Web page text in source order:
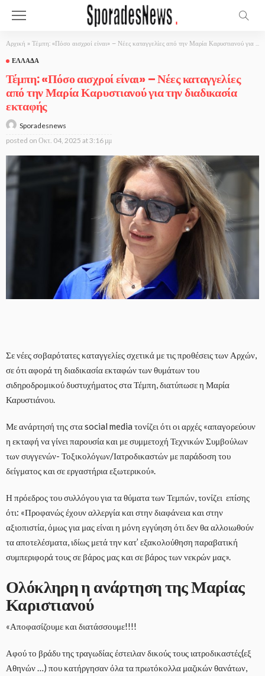
Αρχική » Τέμπη: «Πόσο αισχροί είναι» – Νέες καταγγελίες από την Μαρία Καρυστιανού για την διαδικασία εκταφής
ΕΛΛΆΔΑ
Τέμπη: «Πόσο αισχροί είναι» – Νέες καταγγελίες
από την Μαρία Καρυστιανού για την διαδικασία
εκταφής
Sporadesnews
posted on Οκτ. 04, 2025 at 3:16 μμ
Σε νέες σοβαρότατες καταγγελίες σχετικά με τις προθέσεις των Αρχών,
σε ότι αφορά τη διαδικασία εκταφών των θυμάτων του
σιδηροδρομικού δυστυχήματος στα Τέμπη, διατύπωσε η Μαρία
Καρυστιάνου.
Με ανάρτησή της στα social media τονίζει ότι οι αρχές «απαγορεύουν
η εκταφή να γίνει παρουσία και με συμμετοχή Τεχνικών Συμβούλων
των συγγενών- Τοξικολόγων/Ιατροδικαστών με παράδοση του
δείγματος και σε εργαστήρια εξωτερικού».
Η πρόεδρος του συλλόγου για τα θύματα των Τεμπών, τονίζει επίσης
ότι: «Προφανώς έχουν αλλεργία και στην διαφάνεια και στην
αξιοπιστία, όμως για μας είναι η μόνη εγγύηση ότι δεν θα αλλοιωθούν
τα αποτελέσματα, ιδίως μετά την κατ’ εξακολούθηση παραβατική
συμπεριφορά τους σε βάρος μας και σε βάρος των νεκρών μας».
Ολόκληρη η ανάρτηση της Μαρίας
Καριστιανού
«Αποφασίζουμε και διατάσσουμε!!!!
Αφού το βράδυ της τραγωδίας έστειλαν δικούς τους ιατροδικαστές(εξ
Αθηνών …) που κατήργησαν όλα τα πρωτόκολλα μαζικών θανάτων,